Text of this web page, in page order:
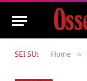
SEI SU: Home »